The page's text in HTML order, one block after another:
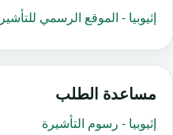
إثيوبيا - الموقع الرسمي
مساعدة الطلب
إثيوبيا - رسوم التأشيرة